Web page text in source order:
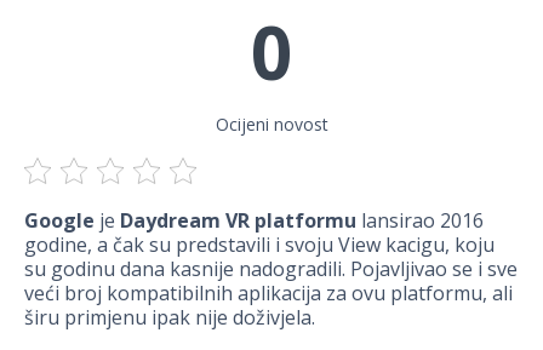
0
Ocijeni novost
Google je Daydream VR platformu lansirao 2016
godine, a čak su predstavili i svoju View kacigu, koju
su godinu dana kasnije nadogradili. Pojavljivao se i sve
veći broj kompatibilnih aplikacija za ovu platformu, ali
širu primjenu ipak nije doživjela.